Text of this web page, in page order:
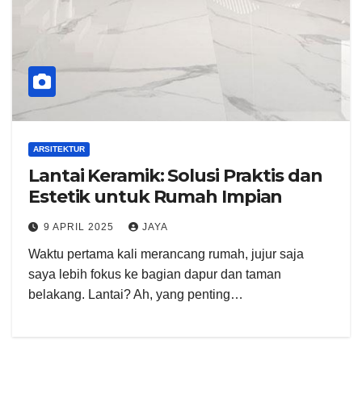
ARSITEKTUR
Lantai Keramik: Solusi Praktis dan
Estetik untuk Rumah Impian
9 APRIL 2025 JAYA
Waktu pertama kali merancang rumah, jujur saja
saya lebih fokus ke bagian dapur dan taman
belakang. Lantai? Ah, yang penting…